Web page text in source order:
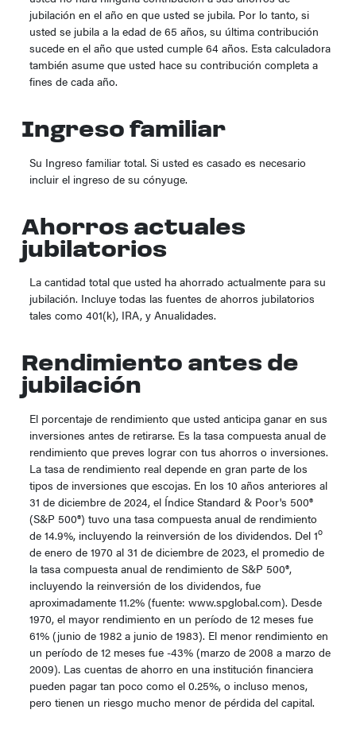
jubilación en el año en que usted se jubila. Por lo tanto, si
usted se jubila a la edad de 65 años, su última contribución
sucede en el año que usted cumple 64 años. Esta calculadora
también asume que usted hace su contribución completa a
fines de cada año.
Ingreso familiar
Su Ingreso familiar total. Si usted es casado es necesario
incluir el ingreso de su cónyuge.
Ahorros actuales
jubilatorios
La cantidad total que usted ha ahorrado actualmente para su
jubilación. Incluye todas las fuentes de ahorros jubilatorios
tales como 401(k), IRA, y Anualidades.
Rendimiento antes de
jubilación
El porcentaje de rendimiento que usted anticipa ganar en sus
inversiones antes de retirarse. Es la tasa compuesta anual de
rendimiento que preves lograr con tus ahorros o inversiones.
La tasa de rendimiento real depende en gran parte de los
tipos de inversiones que escojas. En los 10 años anteriores al
31 de diciembre de 2024, el Índice Standard & Poor's 500®
(S&P 500®) tuvo una tasa compuesta anual de rendimiento
de 14.9%, incluyendo la reinversión de los dividendos. Del 1o
de enero de 1970 al 31 de diciembre de 2023, el promedio de
la tasa compuesta anual de rendimiento de S&P 500®,
incluyendo la reinversión de los dividendos, fue
aproximadamente 11.2% (fuente: www.spglobal.com). Desde
1970, el mayor rendimiento en un período de 12 meses fue
61% (junio de 1982 a junio de 1983). El menor rendimiento en
un período de 12 meses fue -43% (marzo de 2008 a marzo de
2009). Las cuentas de ahorro en una institución financiera
pueden pagar tan poco como el 0.25%, o incluso menos,
pero tienen un riesgo mucho menor de pérdida del capital.